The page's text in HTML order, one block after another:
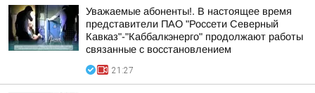
Уважаемые абоненты!. В настоящее время
представители ПАО "Россети Северный
Кавказ"-"Каббалкэнерго" продолжают работы
связанные с восстановлением
21:27